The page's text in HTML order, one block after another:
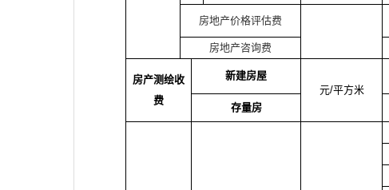
房地产价格评估费
房地产咨询费
房产测绘收
费
新建房屋
元/平方米
存量房